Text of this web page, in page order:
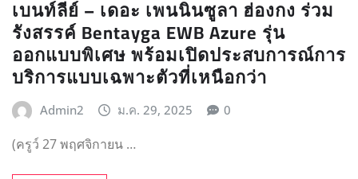
เบนท์ลีย์ – เดอะ เพนนินซูลา ฮ่องกง ร่วม
รังสรรค์ Bentayga EWB Azure รุ่น
ออกแบบพิเศษ พร้อมเปิดประสบการณ์การ
บริการแบบเฉพาะตัวที่เหนือกว่า
Admin2 ม.ค. 29, 2025 0
(ครูว์ 27 พฤศจิกายน …